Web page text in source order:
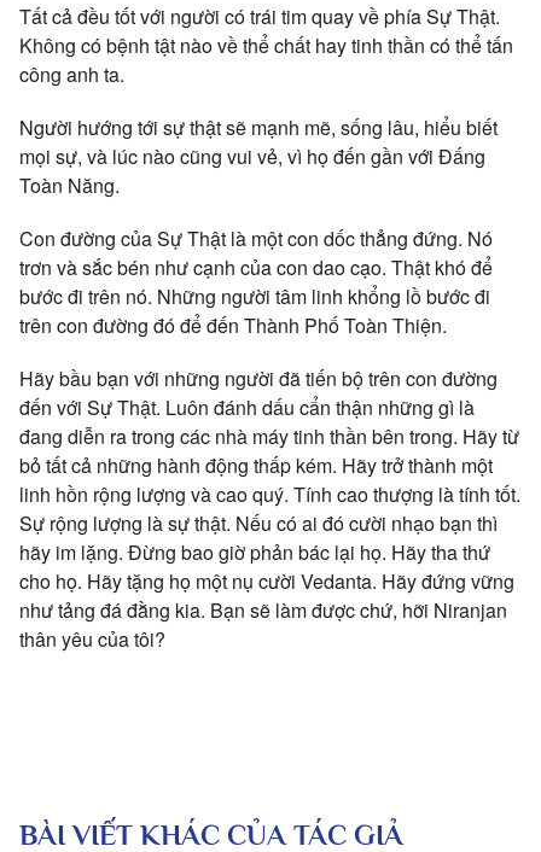
Tất cả đều tốt với người có trái tim quay về phía Sự Thật.
Không có bệnh tật nào về thể chất hay tinh thần có thể tấn
công anh ta.
Người hướng tới sự thật sẽ mạnh mẽ, sống lâu, hiểu biết
mọi sự, và lúc nào cũng vui vẻ, vì họ đến gần với Đấng
Toàn Năng.
Con đường của Sự Thật là một con dốc thẳng đứng. Nó
trơn và sắc bén như cạnh của con dao cạo. Thật khó để
bước đi trên nó. Những người tâm linh khổng lồ bước đi
trên con đường đó để đến Thành Phố Toàn Thiện.
Hãy bầu bạn với những người đã tiến bộ trên con đường
đến với Sự Thật. Luôn đánh dấu cẩn thận những gì là
đang diễn ra trong các nhà máy tinh thần bên trong. Hãy từ
bỏ tất cả những hành động thấp kém. Hãy trở thành một
linh hồn rộng lượng và cao quý. Tính cao thượng là tính tốt.
Sự rộng lượng là sự thật. Nếu có ai đó cười nhạo bạn thì
hãy im lặng. Đừng bao giờ phản bác lại họ. Hãy tha thứ
cho họ. Hãy tặng họ một nụ cười Vedanta. Hãy đứng vững
như tảng đá đằng kia. Bạn sẽ làm được chứ, hỡi Niranjan
thân yêu của tôi?
BÀI VIẾT KHÁC CỦA TÁC GIẢ